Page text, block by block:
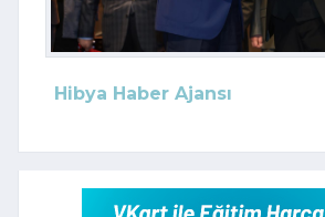
Hibya Haber Ajansı